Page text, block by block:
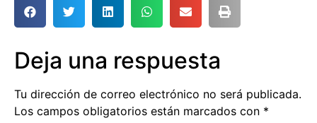
Deja una respuesta
Tu dirección de correo electrónico no será publicada.
Los campos obligatorios están marcados con *